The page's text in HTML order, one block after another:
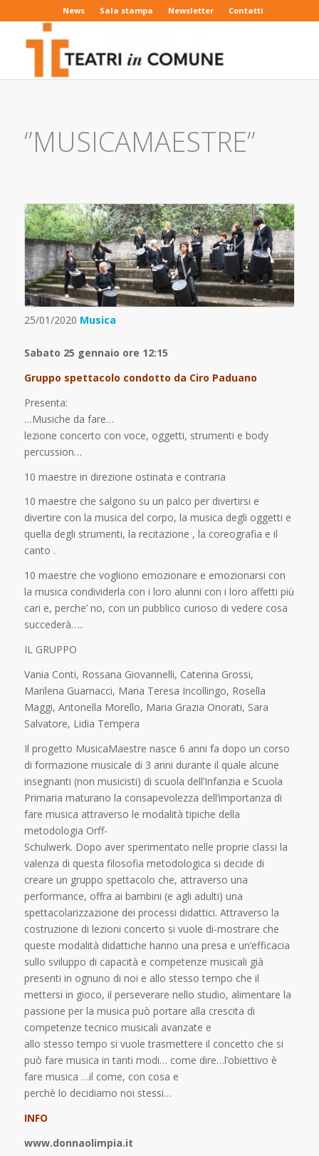
News Sala stampa Newsletter Contatti
‘’MUSICAMAESTRE’’
25/01/2020 Musica
Sabato 25 gennaio ore 12:15
Gruppo spettacolo condotto da Ciro Paduano
Presenta:
…Musiche da fare…
lezione concerto con voce, oggetti, strumenti e body
percussion…
10 maestre in direzione ostinata e contraria
10 maestre che salgono su un palco per divertirsi e
divertire con la musica del corpo, la musica degli oggetti e
quella degli strumenti, la recitazione , la coreografia e il
canto .
10 maestre che vogliono emozionare e emozionarsi con
la musica condividerla con i loro alunni con i loro affetti più
cari e, perche’ no, con un pubblico curioso di vedere cosa
succederà…..
IL GRUPPO
Vania Conti, Rossana Giovannelli, Caterina Grossi,
Marilena Guarnacci, Maria Teresa Incollingo, Rosella
Maggi, Antonella Morello, Maria Grazia Onorati, Sara
Salvatore, Lidia Tempera
Il progetto MusicaMaestre nasce 6 anni fa dopo un corso
di formazione musicale di 3 anni durante il quale alcune
insegnanti (non musicisti) di scuola dell’Infanzia e Scuola
Primaria maturano la consapevolezza dell’importanza di
fare musica attraverso le modalità tipiche della
metodologia Orff-
Schulwerk. Dopo aver sperimentato nelle proprie classi la
valenza di questa filosofia metodologica si decide di
creare un gruppo spettacolo che, attraverso una
performance, offra ai bambini (e agli adulti) una
spettacolarizzazione dei processi didattici. Attraverso la
costruzione di lezioni concerto si vuole di-mostrare che
queste modalità didattiche hanno una presa e un’efficacia
sullo sviluppo di capacità e competenze musicali già
presenti in ognuno di noi e allo stesso tempo che il
mettersi in gioco, il perseverare nello studio, alimentare la
passione per la musica può portare alla crescita di
competenze tecnico musicali avanzate e
allo stesso tempo si vuole trasmettere il concetto che si
può fare musica in tanti modi… come dire…l’obiettivo è
fare musica …il come, con cosa e
perchè lo decidiamo noi stessi…
INFO
www.donnaolimpia.it